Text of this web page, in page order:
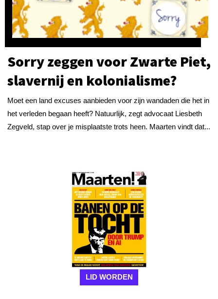
Sorry zeggen voor Zwarte Piet,
slavernij en kolonialisme?
Moet een land excuses aanbieden voor zijn wandaden die het in
het verleden begaan heeft? Natuurlijk, zegt advocaat Liesbeth
Zegveld, stap over je misplaatste trots heen. Maarten vindt dat...
LID WORDEN